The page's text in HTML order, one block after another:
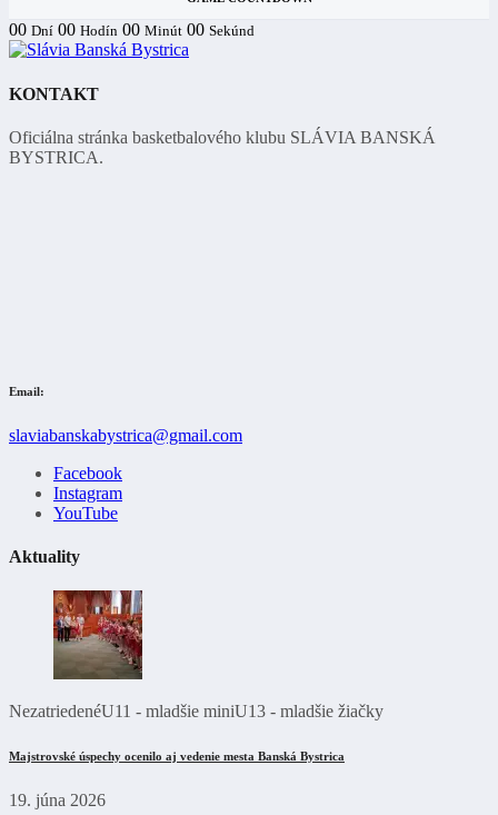
00 Dní 00 Hodín 00 Minút 00 Sekúnd
KONTAKT
Oficiálna stránka basketbalového klubu SLÁVIA BANSKÁ
BYSTRICA.
Email:
slaviabanskabystrica@gmail.com
Facebook
Instagram
YouTube
Aktuality
NezatriedenéU11 - mladšie miniU13 - mladšie žiačky
Majstrovské úspechy ocenilo aj vedenie mesta Banská Bystrica
19. júna 2026